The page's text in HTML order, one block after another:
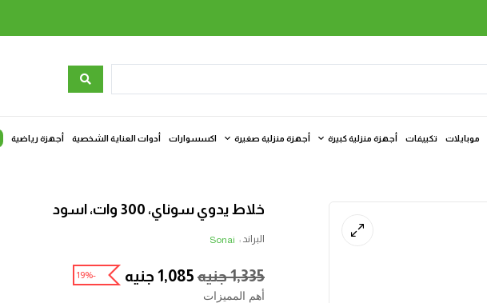
موبايلات تكييفات أجهزة منزلية كبيرة أجهزة منزلية صغيرة اكسسوارات أدوات العناية الشخصية أجهزة رياضية
خلاط يدوي سوناي، 300 وات، اسود
البراند : Sonai
1,335جنيه 1,085 جنيه -19%
أهم المميزات